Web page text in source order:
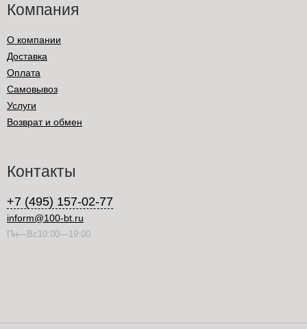
Компания
О компании
Доставка
Оплата
Самовывоз
Услуги
Возврат и обмен
Контакты
+7 (495) 157-02-77
inform@100-bt.ru
Пн—Вс10:00—19:00